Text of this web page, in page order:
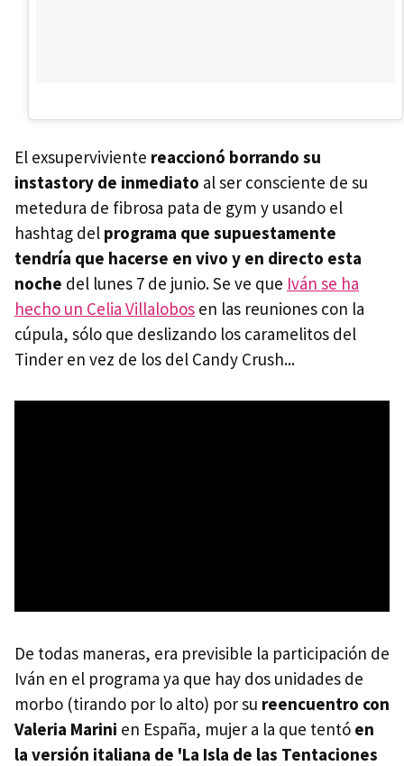
El exsuperviviente reaccionó borrando su
instastory de inmediato al ser consciente de su
metedura de fibrosa pata de gym y usando el
hashtag del programa que supuestamente
tendría que hacerse en vivo y en directo esta
noche del lunes 7 de junio. Se ve que Iván se ha
hecho un Celia Villalobos en las reuniones con la
cúpula, sólo que deslizando los caramelitos del
Tinder en vez de los del Candy Crush...
De todas maneras, era previsible la participación de
Iván en el programa ya que hay dos unidades de
morbo (tirando por lo alto) por su reencuentro con
Valeria Marini en España, mujer a la que tentó en
la versión italiana de 'La Isla de las Tentaciones